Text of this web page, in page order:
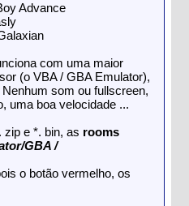
Advance
com uma maior
(o VBA / GBA Emulator),
som ou fullscreen,
uma boa velocidade ...
zip e *. bin, as rooms
GBA /
o botão vermelho, os